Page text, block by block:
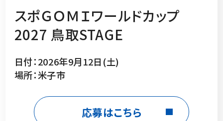
スポＧＯＭＩワールドカップ
2027 鳥取STAGE
日付：2026年9月12日(土)
場所：米子市
応募はこちら